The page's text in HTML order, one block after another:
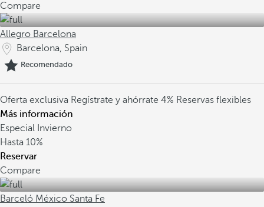
Compare
Allegro Barcelona
Barcelona, Spain
Recomendado
Oferta exclusiva Regístrate y ahórrate 4% Reservas flexibles
Más información
Especial Invierno
Hasta 10%
Reservar
Compare
Barceló México Santa Fe